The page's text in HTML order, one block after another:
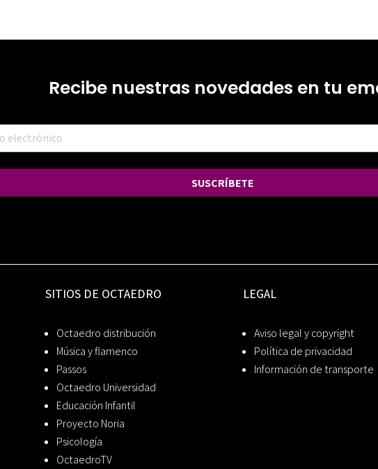
Recibe nuestras novedades en tu
SUSCRÍBETE
SITIOS DE OCTAEDRO
Octaedro distribución
Música y flamenco
Passos
Octaedro Universidad
Educación Infantil
Proyecto Noria
Psicología
OctaedroTV
LEGAL
Aviso legal y copyright
Política de privacidad
Información de transporte